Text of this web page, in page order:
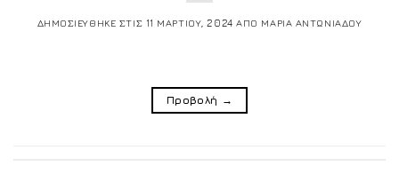
ΔΗΜΟΣΙΕΥΘΗΚΕ ΣΤΙΣ 11 ΜΑΡΤΙΟΥ, 2024 ΑΠΟ ΜΑΡΙΑ ΑΝΤΩΝΙΑΔΟΥ
Προβολή →